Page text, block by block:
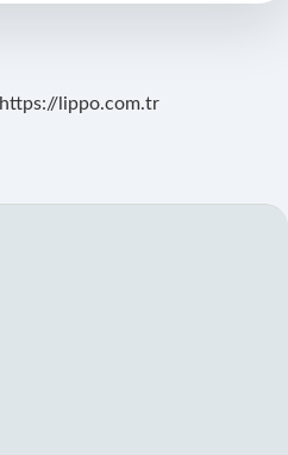
https://lippo.com.tr